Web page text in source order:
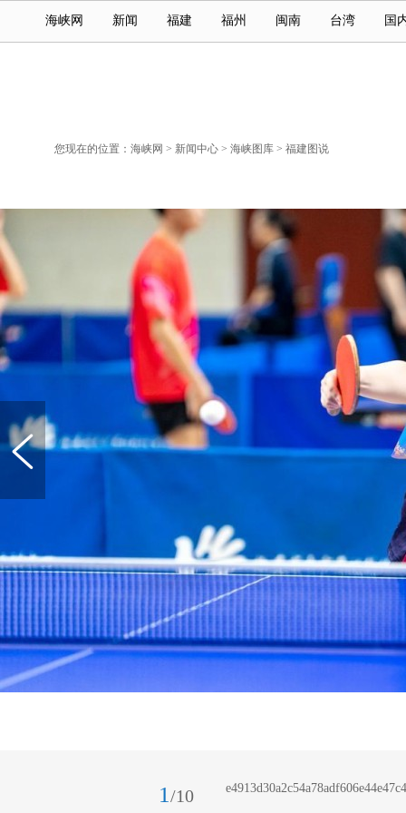
海峡网 新闻 福建 福州 闽南 台湾 国
您现在的位置： 海峡网 > 新闻中心 > 海峡图库 > 福建图说
1 /10